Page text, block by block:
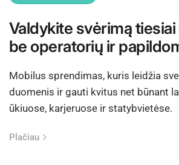
Valdykite svėrimą
be operatorių ir
Mobilus sprendimas, kuris leidžia
duomenis ir gauti kvitus net būnant
ūkiuose, karjeruose ir statybvietėse.
Plačiau